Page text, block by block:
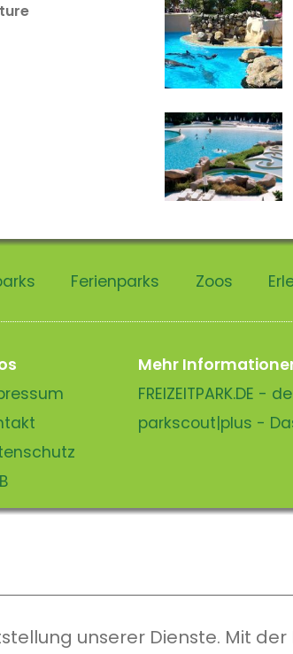
unserer Dienste. Mit der
Ferienparks Zoos
Mehr
FREIZEITPARK.DE
parkscout|plus -